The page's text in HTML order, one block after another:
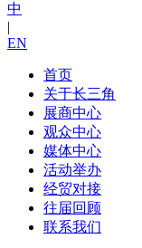
中
|
EN
首页
关于长三角
展商中心
观众中心
媒体中心
活动举办
经贸对接
往届回顾
联系我们